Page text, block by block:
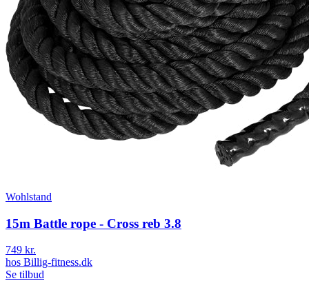
Wohlstand
15m Battle rope - Cross reb 3.8
749 kr.
hos Billig-fitness.dk
Se tilbud